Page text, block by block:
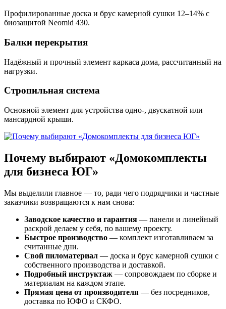
Профилированные доска и брус камерной сушки 12–14% с
биозащитой Neomid 430.
Балки перекрытия
Надёжный и прочный элемент каркаса дома, рассчитанный на
нагрузки.
Стропильная система
Основной элемент для устройства одно-, двускатной или
мансардной крыши.
Почему выбирают «Домокомплекты
для бизнеса ЮГ»
Мы выделили главное — то, ради чего подрядчики и частные
заказчики возвращаются к нам снова:
Заводское качество и гарантия — панели и линейный
раскрой делаем у себя, по вашему проекту.
Быстрое производство — комплект изготавливаем за
считанные дни.
Свой пиломатериал — доска и брус камерной сушки с
собственного производства и доставкой.
Подробный инструктаж — сопровождаем по сборке и
материалам на каждом этапе.
Прямая цена от производителя — без посредников,
доставка по ЮФО и СКФО.